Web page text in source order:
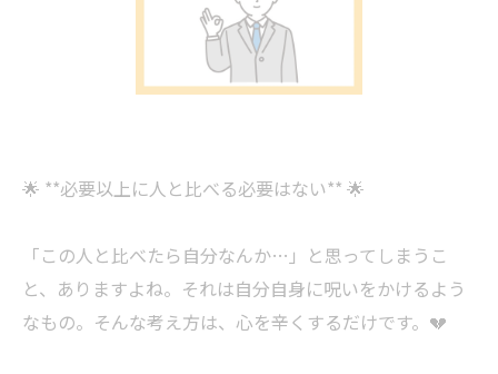
🌟 **必要以上に人と比べる必要はない** 🌟
「この人と比べたら自分なんか…」と思ってしまうこ
と、ありますよね。それは自分自身に呪いをかけるよう
なもの。そんな考え方は、心を辛くするだけです。💔